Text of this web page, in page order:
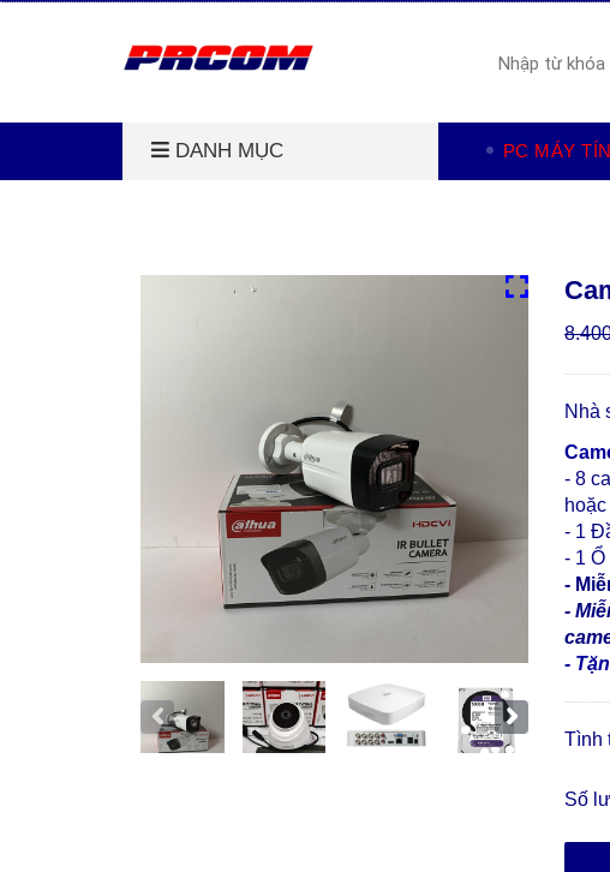
DANH MỤC PC MÁY
Nhà
- 8
- 1
- 1
-
-
-
Tình
Số